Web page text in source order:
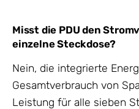
Misst die PDU den
einzelne Steckdose?
Nein, die integrierte
Gesamtverbrauch von
Leistung für alle sieben